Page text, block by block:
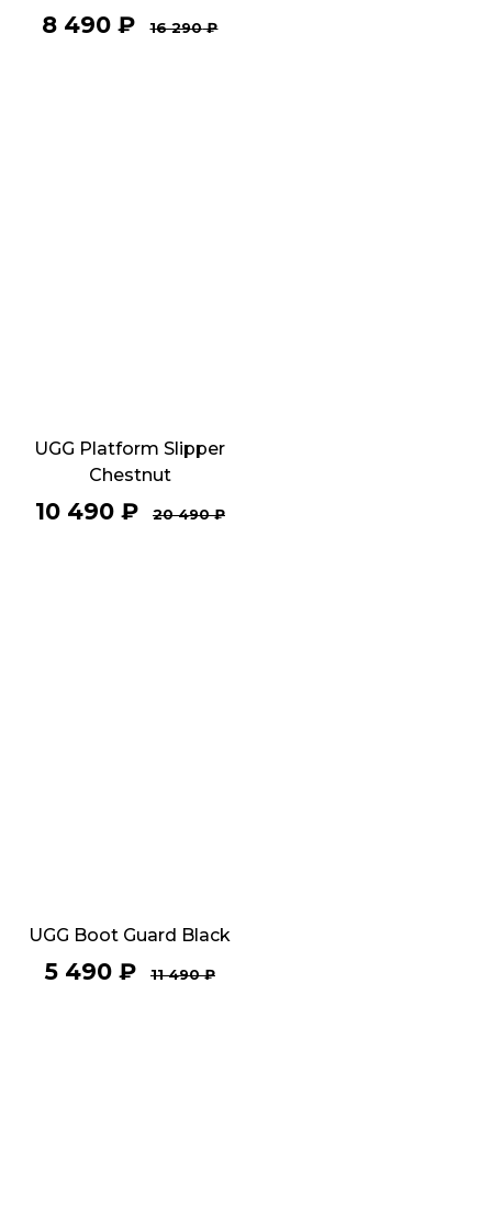
8 490 ₽ 16 290₽
UGG Platform Slipper
Chestnut
10 490₽ 20 490₽
UGG Boot Guard Black
5 490₽ 11 490₽